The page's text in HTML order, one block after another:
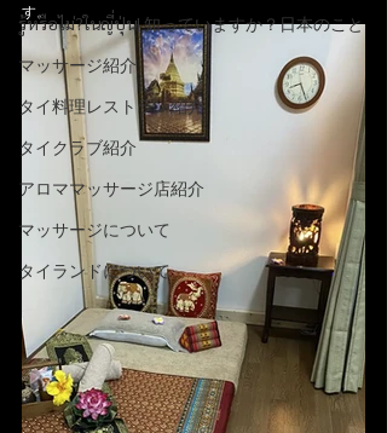
รู้หรือไม่?ในญี่ปุ่น| 知っていますか？日本のこと
マッサージ紹介
タイ料理レストラン紹介
タイクラブ紹介
アロママッサージ店紹介
マッサージについて
タイランドについて
す。